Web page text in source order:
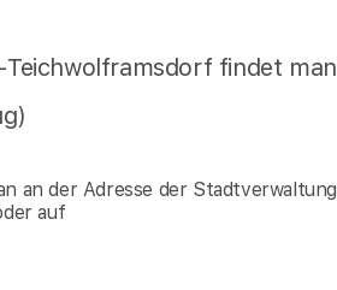
findet
an der Adresse der
auf